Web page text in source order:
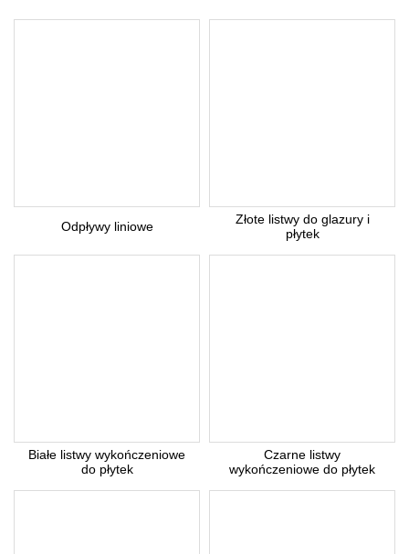
Odpływy liniowe
Złote listwy do glazury i
płytek
Białe listwy wykończeniowe
do płytek
Czarne listwy
wykończeniowe do płytek